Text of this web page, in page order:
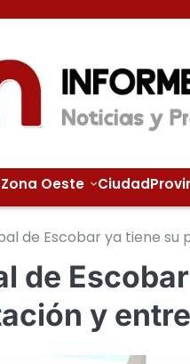
Zona Oeste Ciudad
de Escobar ya tiene
de
y